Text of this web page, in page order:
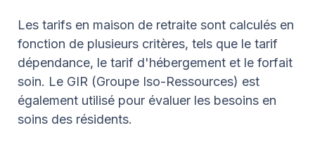
Les tarifs en maison de retraite sont calculés en
fonction de plusieurs critères, tels que le tarif
dépendance, le tarif d'hébergement et le forfait
soin. Le GIR (Groupe Iso-Ressources) est
également utilisé pour évaluer les besoins en
soins des résidents.